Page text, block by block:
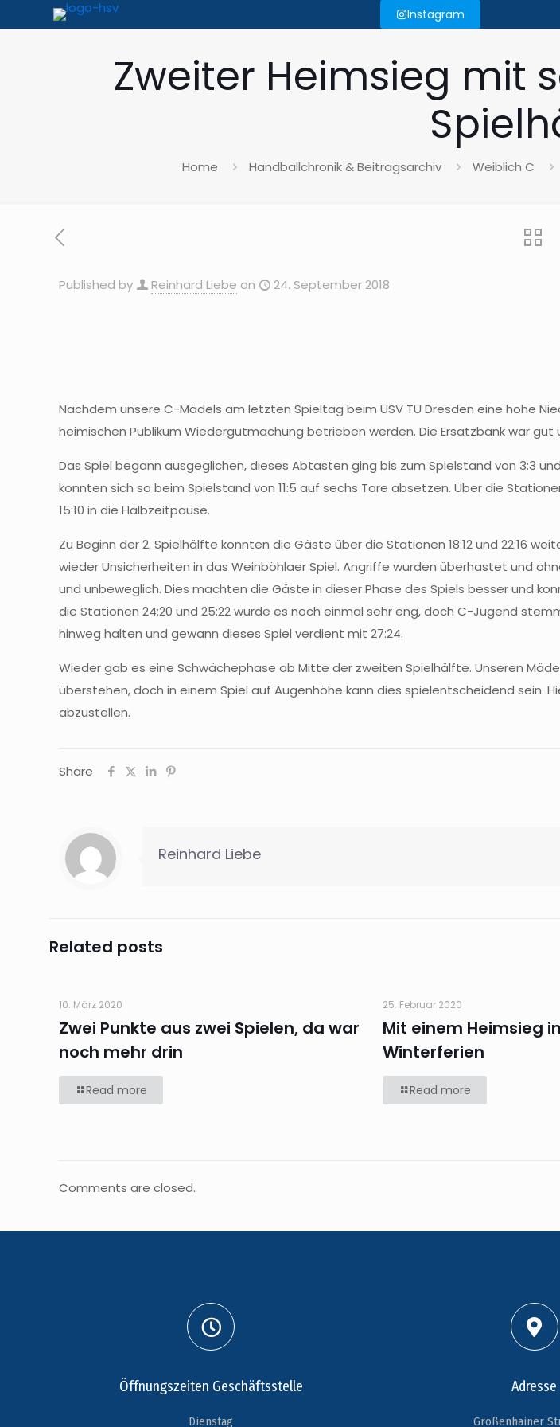
Instagram
Zweiter Heimsieg mit
Home Handballchronik & Beitragsarchiv Weiblich C
Published by Reinhard Liebe on 24. September 2018
Nachdem unsere C-Mädels am letzten Spieltag beim USV TU Dresden eine hohe
heimischen Publikum Wiedergutmachung betrieben werden. Die Ersatzbank war
Das Spiel begann ausgeglichen, dieses Abtasten ging bis zum Spielstand von 3:3
konnten sich so beim Spielstand von 11:5 auf sechs Tore absetzen. Über die
15:10 in die Halbzeitpause.
Zu Beginn der 2. Spielhälfte konnten die Gäste über die Stationen 18:12 und 22:16
wieder Unsicherheiten in das Weinböhlaer Spiel. Angriffe wurden überhastet und
und unbeweglich. Dies machten die Gäste in dieser Phase des Spiels besser und
die Stationen 24:20 und 25:22 wurde es noch einmal sehr eng, doch C-Jugend
hinweg halten und gewann dieses Spiel verdient mit 27:24.
Wieder gab es eine Schwächephase ab Mitte der zweiten Spielhälfte. Unseren
überstehen, doch in einem Spiel auf Augenhöhe kann dies spielentscheidend sein.
abzustellen.
Share
Reinhard Liebe
Related posts
10. März 2020
Zwei Punkte aus zwei Spielen, da war
noch mehr drin
Read more
25. Februar 2020
Mit einem Heimsieg
Winterferien
Read more
Comments are closed.
Öffnungszeiten Geschäftsstelle
Dienstag
Adresse
Großenhainer